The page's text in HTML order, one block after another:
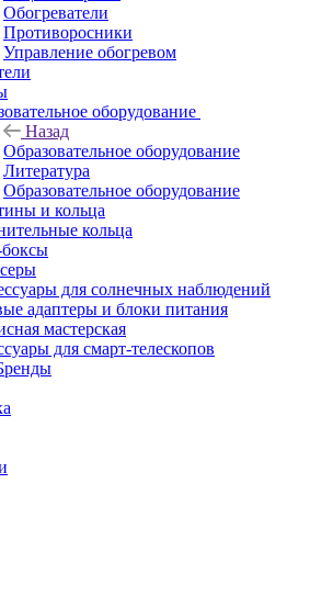
Обогреватели
Противоросники
Управление обогревом
оборудование
Назад
Образовательное оборудование
Литература
Образовательное оборудование
и кольца
кольца
для солнечных наблюдений
адаптеры и блоки питания
мастерская
для смарт-телескопов